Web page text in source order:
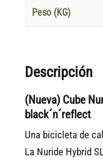
Peso (KG)
Descripción
(Nueva) Cube
black´n´reflect
Una bicicleta de
La Nuride Hybrid